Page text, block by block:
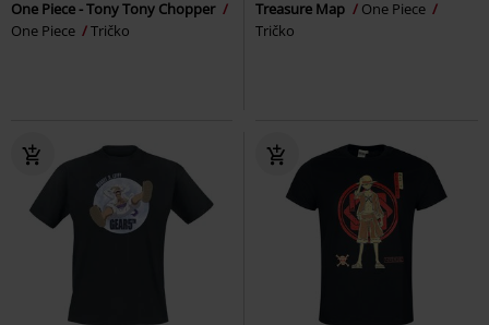
One Piece - Tony Tony Chopper
One Piece
Tričko
Treasure Map
One Piece
Tričko